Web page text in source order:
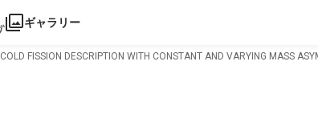
ギャラリー
COLD FISSION DESCRIPTION WITH CONSTANT AND VARYING MASS